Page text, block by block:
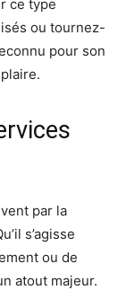
ce type
ou tournez-
pour son
par la
s’agisse
ou de
atout majeur.